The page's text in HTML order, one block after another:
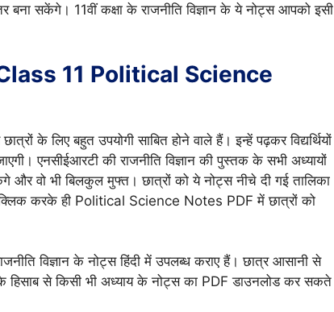
सकेंगे। 11वीं कक्षा के राजनीति विज्ञान के ये नोट्स आपको इसी
(Class 11 Political Science
के लिए बहुत उपयोगी साबित होने वाले हैं। इन्हें पढ़कर विद्यर्थियों
एनसीईआरटी की राजनीति विज्ञान की पुस्तक के सभी अध्यायों
वो भी बिलकुल मुफ्त। छात्रों को ये नोट्स नीचे दी गई तालिका
करके ही Political Science Notes PDF में छात्रों को
विज्ञान के नोट्स हिंदी में उपलब्ध कराए हैं। छात्र आसानी से
से किसी भी अध्याय के नोट्स का PDF डाउनलोड कर सकते